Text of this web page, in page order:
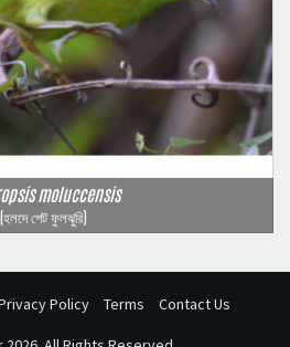
moluccensis
(হলদে পেট ফুলঝুরি)
Policy Terms Contact Us